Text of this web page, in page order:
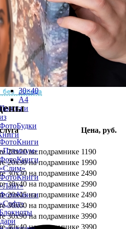
город?
по всему миру
без города
10х10
10×15
13×18
15×15
15×20
20×20
20×30
30×30
30×40
A4
«Слим»
Цена, руб.
20х20 на подрамнике 1190
20х30 на подрамнике 1990
30х30 на подрамнике 2490
30х40 на подрамнике 2990
20х45 на подрамнике 2490
30х60 на подрамнике 3490
30х90 на подрамнике 3990
40х40 на подрамнике 3990